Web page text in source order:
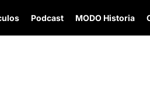
Podcast MODO Historia